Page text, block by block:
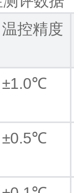
温控精度
±1.0℃
±0.5℃